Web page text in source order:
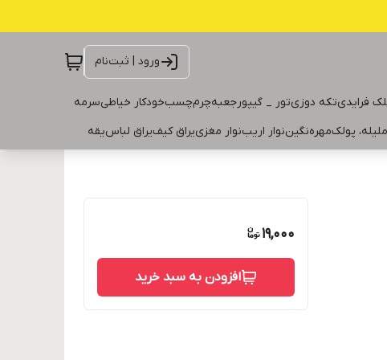
ورود | ثبت‌نام
فرایدیتکه دوزیتور _ گیپورجعبهچرمچسبخودکار خیاطیسرمه
پولکمهرهنگیننوار اریبنوار مغزییراق کیفیراق لباسیقه
19,000
افزودن به سبد خرید